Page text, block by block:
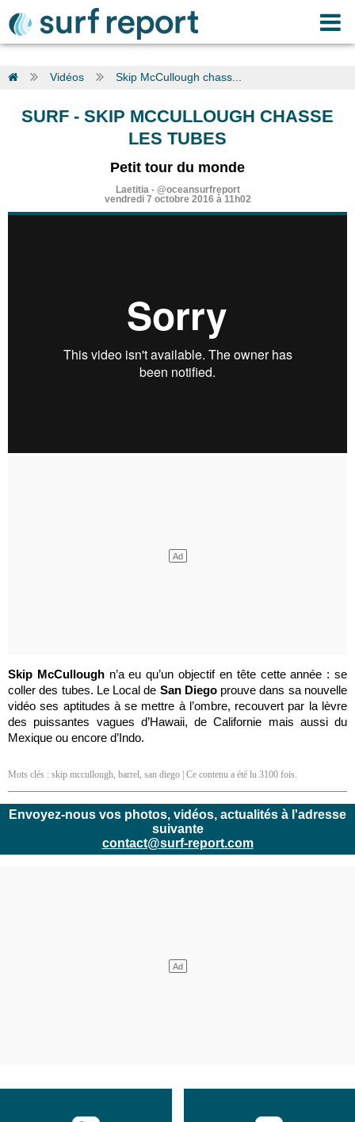
Vidéos Skip McCullough chass...
SURF - SKIP MCCULLOUGH CHASSE
LES TUBES
Petit tour du monde
Laetitia- @oceansurfreport
vendredi 7 octobre 2016 à 11h02
Skip McCulloughn’a eu qu’un objectif en tête cette année : se
coller des tubes. Le Local de San Diegoprouve dans sa nouvelle
vidéo ses aptitudes à se mettre à l’ombre, recouvert par la lèvre
des puissantes vagues d’Hawaii, de Californie mais aussi du
Mexique ou encore d’Indo.
Mots clés : skip mccullough, barrel, san diego | Ce contenu a été lu 3100 fois.
Envoyez-nous vos photos, vidéos, actualités à l'adresse
suivante
contact@surf-report.com